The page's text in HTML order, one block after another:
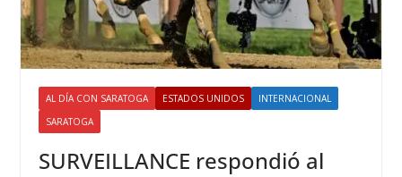
AL DÍA CON SARATOGA ESTADOS UNIDOS
INTERNACIONAL
SARATOGA
SURVEILLANCE respondió al